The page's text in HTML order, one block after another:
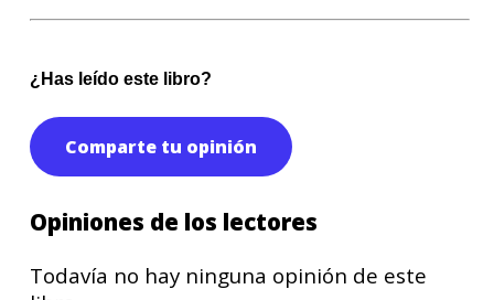
¿Has leído este libro?
Comparte tu opinión
Opiniones de los lectores
Todavía no hay ninguna opinión de este